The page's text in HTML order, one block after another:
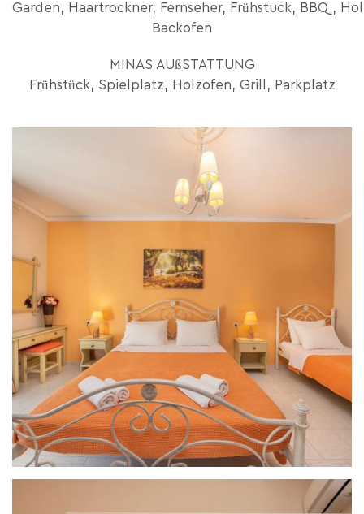
Garden, Haartrockner, Fernseher, Frühstuck, BBQ,
Backofen
MINAS AUßSTATTUNG
Frühstück, Spielplatz, Holzofen, Grill, Parkplatz